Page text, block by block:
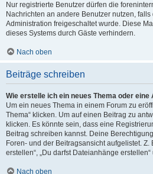
Nur registrierte Benutzer dürfen die
Nachrichten an andere Benutzer nutzen,
Administration freigeschaltet wurde. Diese
dieses Systems durch Gäste verhindern.
Nach oben
Beiträge schreiben
Wie erstelle ich ein neues Thema oder eine
Um ein neues Thema in einem Forum zu
Thema“ klicken. Um auf einen Beitrag zu
klicken. Es könnte sein, dass eine
Beitrag schreiben kannst. Deine
Foren- und der Beitragsansicht aufgelistet. Z.
erstellen“, „Du darfst Dateianhänge erstellen“
Nach oben